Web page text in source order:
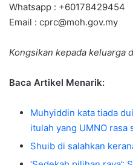
Whatsapp : +60178429454
Email : cprc@moh.gov.my
Kongsikan kepada keluarga
Baca Artikel Menarik:
Muhyiddin kata tiada
itulah yang UMNO rasa
Shuib di salahkan